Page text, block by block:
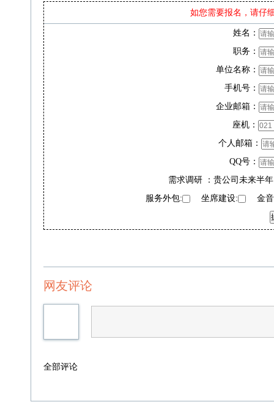
如您需要报名，请仔
姓名：
职务：
单位名称：
手机号：
企业邮箱：
座机：
个人邮箱：
QQ号：
需求调研 ：贵公司未来半
服务外包:
坐席建设: 金音
网友评论
全部评论